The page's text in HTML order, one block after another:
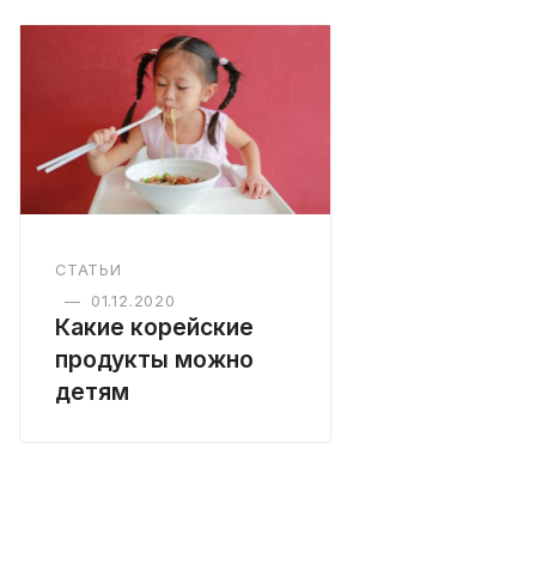
СТАТЬИ
—
01.12.2020
Какие корейские
продукты можно
детям